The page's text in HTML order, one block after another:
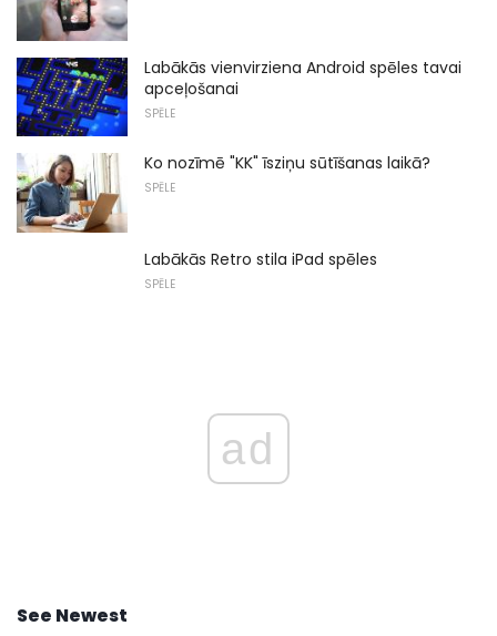
Labākās vienvirziena Android spēles tavai
apceļošanai
SPĒLE
Ko nozīmē "KK" īsziņu sūtīšanas laikā?
SPĒLE
Labākās Retro stila iPad spēles
SPĒLE
ad
See Newest